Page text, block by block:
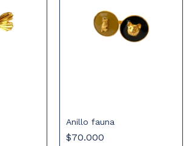
Anillo fauna
$70.000